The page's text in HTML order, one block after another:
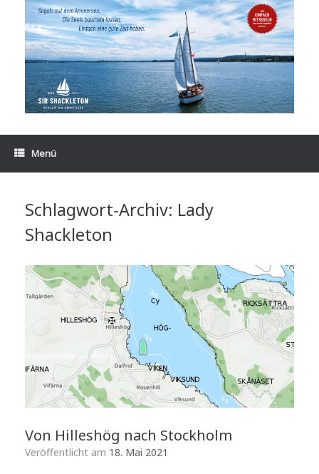
springen
Menü
Schlagwort-Archiv: Lady
Shackleton
Von Hilleshög nach Stockholm
Veröffentlicht am 18. Mai 2021